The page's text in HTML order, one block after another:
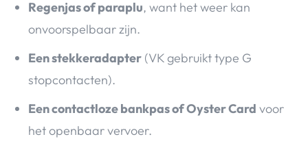
Regenjas of paraplu, want het weer kan
onvoorspelbaar zijn.
Een stekkeradapter (VK gebruikt type G
stopcontacten).
Een contactloze bankpas of Oyster Card voor
het openbaar vervoer.